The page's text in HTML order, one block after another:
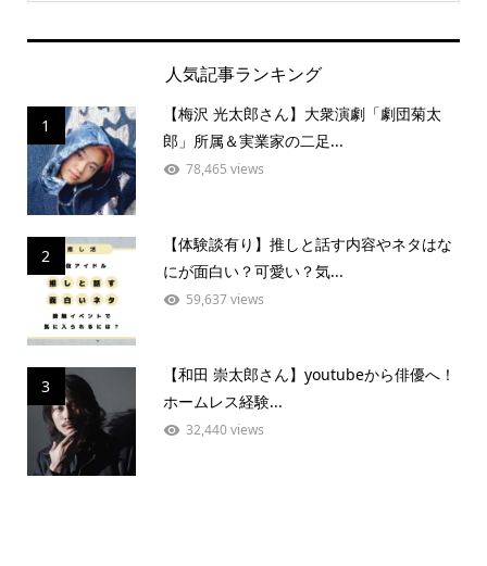
人気記事ランキング
1
【梅沢 光太郎さん】大衆演劇「劇団菊太
郎」所属＆実業家の二足...
78,465 views
2
【体験談有り】推しと話す内容やネタはな
にが面白い？可愛い？気...
59,637 views
3
【和田 崇太郎さん】youtubeから俳優へ！
ホームレス経験...
32,440 views